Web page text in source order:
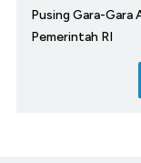
Pusing Gara-Gara
Pemerintah RI